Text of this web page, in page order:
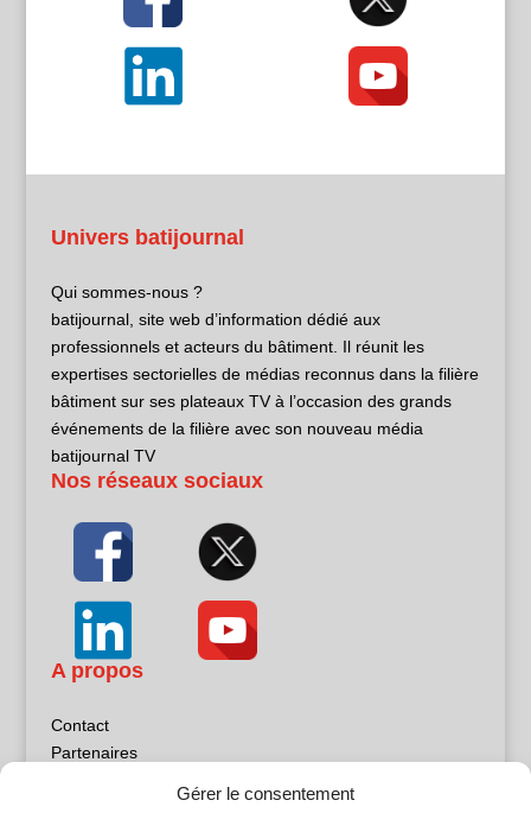
Gérer le consentement
Univers batijournal
Qui sommes-nous ?
batijournal, site web d’information dédié aux
professionnels et acteurs du bâtiment. Il réunit les
expertises sectorielles de médias reconnus dans la filière
bâtiment sur ses plateaux TV à l’occasion des grands
événements de la filière avec son nouveau média
batijournal TV
Nos réseaux sociaux
A propos
Contact
Partenaires